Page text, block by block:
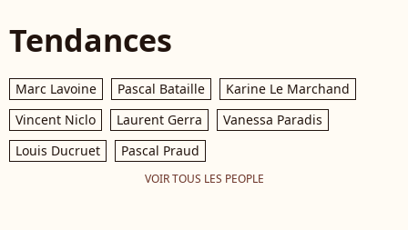
Tendances
Marc Lavoine Pascal Bataille
Karine Le Marchand
Vincent Niclo
Laurent Gerra
Vanessa Paradis
Louis Ducruet
Pascal Praud
VOIR TOUS LES PEOPLE